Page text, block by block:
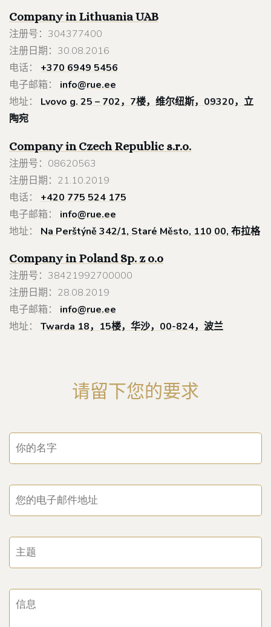
Company in LithuaniaUAB
注册号：304377400
注册日期：30.08.2016
电话： +370 6949 5456
电子邮箱： info@rue.ee
地址： Lvovo g. 25 – 702，7楼，维尔纽斯，09320，立
陶宛
Company in Czech Republic s.r.o.
注册号：08620563
注册日期：21.10.2019
电话： +420 775 524 175
电子邮箱： info@rue.ee
地址： Na Perštýně 342/1, Staré Město, 110 00, 布拉格
Company in PolandSp. z o.o
注册号：38421992700000
注册日期：28.08.2019
电子邮箱： info@rue.ee
地址： Twarda 18，15楼，华沙，00-824，波兰
请留下您的要求